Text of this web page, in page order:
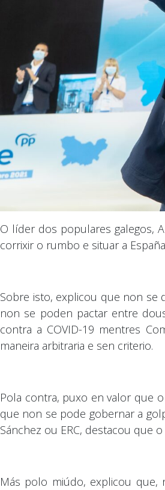
O líder dos populares galegos,
corrixir o rumbo e situar a
Sobre isto, explicou que non se
non se poden pactar entre
contra a COVID-19 mentres
maneira arbitraria e sen criterio.
Pola contra, puxo en valor que
que non se pode gobernar a
Sánchez ou ERC, destacou que
Más polo miúdo, explicou que,